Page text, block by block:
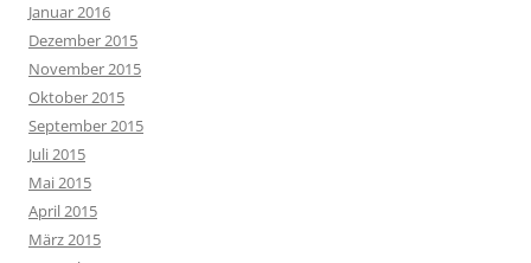
Januar 2016
Dezember 2015
November 2015
Oktober 2015
September 2015
Juli 2015
Mai 2015
April 2015
März 2015